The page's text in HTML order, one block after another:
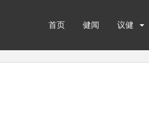
首页 健闻 议健